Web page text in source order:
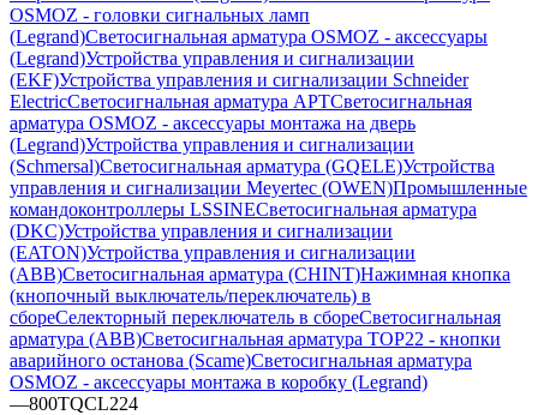
OSMOZ - головки сигнальных ламп
(Legrand)Светосигнальная арматура OSMOZ - аксессуары
(Legrand)Устройства управления и сигнализации
(EKF)Устройства управления и сигнализации Schneider
ElectricСветосигнальная арматура APTСветосигнальная
арматура OSMOZ - аксессуары монтажа на дверь
(Legrand)Устройства управления и сигнализации
(Schmersal)Светосигнальная арматура (GQELE)Устройства
управления и сигнализации Meyertec (OWEN)Промышленные
командоконтроллеры LSSINEСветосигнальная арматура
(DKC)Устройства управления и сигнализации
(EATON)Устройства управления и сигнализации
(ABB)Светосигнальная арматура (CHINT)Нажимная кнопка
(кнопочный выключатель/переключатель) в
сбореСелекторный переключатель в сбореСветосигнальная
арматура (ABB)Светосигнальная арматура TOP22 - кнопки
аварийного останова (Scame)Светосигнальная арматура
OSMOZ - аксессуары монтажа в коробку (Legrand)
—800TQCL224